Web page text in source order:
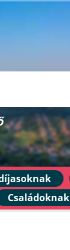
Családoknak